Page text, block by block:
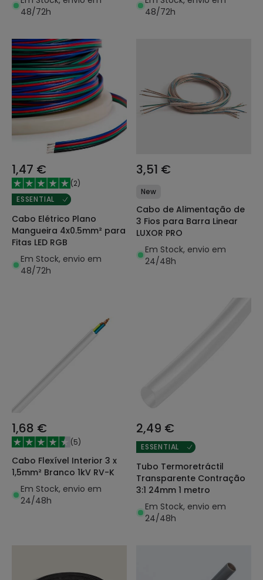
48/72h
48/72h
1,47 €
(2)
ESSENTIAL
Cabo Elétrico Plano
Mangueira 4x0.5mm² para
Fitas LED RGB
Em Stock, envio em
48/72h
3,51 €
New
Cabo de Alimentação de
3 Fios para Barra Linear
LUXOR PRO
Em Stock, envio em
24/48h
1,68 €
(5)
Cabo Flexível Interior 3 x
1,5mm² Branco 1kV RV-K
Em Stock, envio em
24/48h
2,49 €
ESSENTIAL
Tubo Termoretráctil
Transparente Contração
3:1 24mm 1 metro
Em Stock, envio em
24/48h